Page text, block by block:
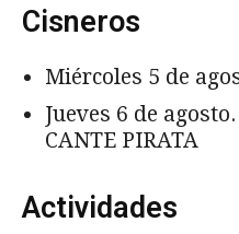
Cisneros
Miércoles 5 de
Jueves 6 de
CANTE PIRATA
Actividades